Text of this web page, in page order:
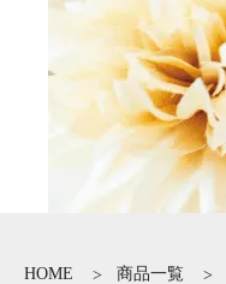
HOME 商品一覧